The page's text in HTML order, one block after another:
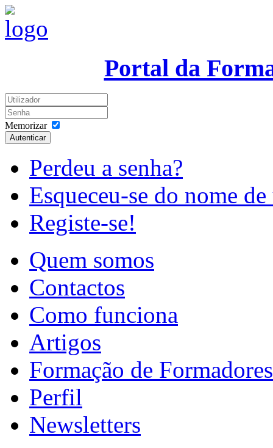
Portal da
Memorizar
Autenticar
Perdeu a senha?
Esqueceu-se do nome
Registe-se!
Quem somos
Contactos
Como funciona
Artigos
Formação de Formadores
Perfil
Newsletters